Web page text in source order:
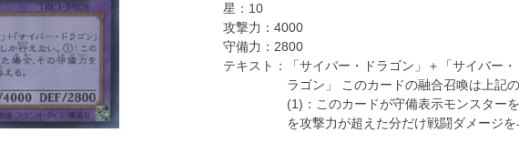
星： 10
攻撃力： 4000
守備力： 2800
テキスト：
「サイバー・ドラゴン」＋「サイバー
ラゴン」 このカードの融合召喚は上記
(1)：このカードが守備表示モンスター
を攻撃力が超えた分だけ戦闘ダメージを